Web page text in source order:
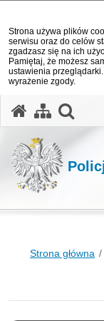
Strona używa plików
serwisu oraz do celów
zgadzasz się na ich
Pamiętaj, że możesz
ustawienia
wyrażenie zgody.
Strona główna